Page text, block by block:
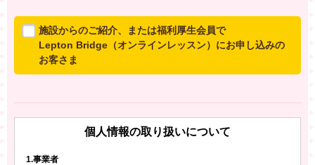
施設からのご紹介、または福利厚生会員で
Lepton Bridge（オンラインレッスン）にお申し込みの
お客さま
いいたします。
※ご兄弟姉妹など複数でお申し込みの場合、お一人ず
個人情報の取り扱いについて
1.事業者